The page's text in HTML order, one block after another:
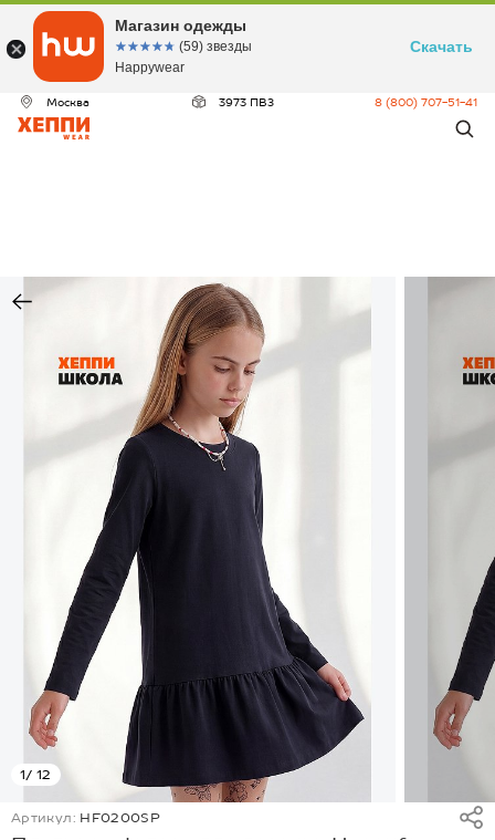
Москва 3973 ПВЗ 8 (800) 707-51-41
1/ 12
Артикул: HF0200SP
Магазин одежды
☆☆☆☆☆
★★★★★ (59) звезды
Happywear
Скачать